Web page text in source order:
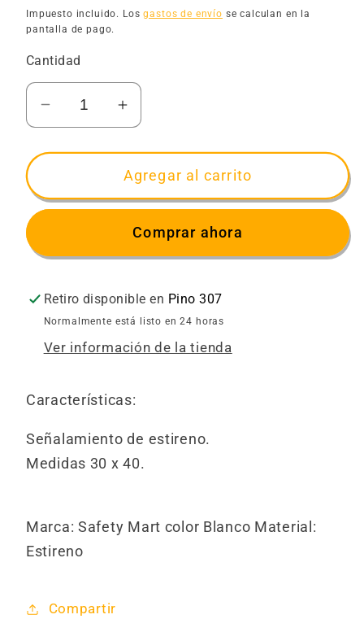
habitual
Impuesto incluido. Losgastos de envío se calculan en la
pantalla de pago.
Cantidad
Reducir
cantidad
para
Señalamiento
de
el
(30
x
40)
Aumentar
cantidad
para
Señalamiento
de
Prohibido
el
(30
x
40)
Agregar al carrito
Comprar ahora
Retiro disponible en Pino 307
Normalmente está listo en 24 horas
Ver información de la tienda
Características:
Señalamiento de estireno.
Medidas 30 x 40.
Marca:Safety Mart color Blanco Material:
Estireno
Compartir